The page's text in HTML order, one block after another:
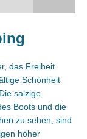
das Freiheit
Schönheit
salzige
Boots und die
zu sehen, sind
höher